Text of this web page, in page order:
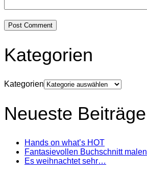
Kategorien
Kategorien
Neueste Beiträge
Hands on what’s HOT
Fantasievollen Buchschnitt malen
Es weihnachtet sehr…